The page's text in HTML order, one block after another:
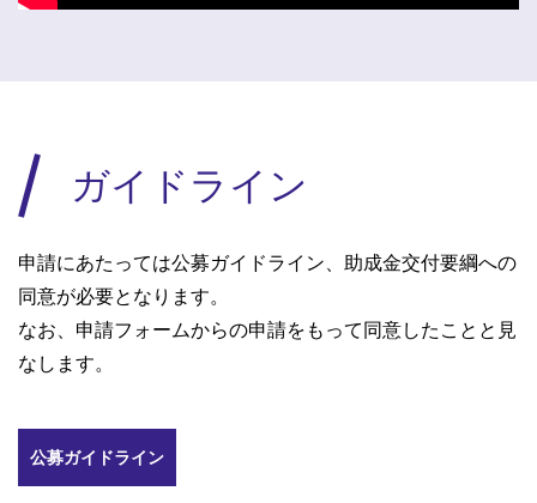
ガイドライン
申請にあたっては公募ガイドライン、助成金交付要綱への
同意が必要となります。
なお、申請フォームからの申請をもって同意したことと見
なします。
公募ガイドライン